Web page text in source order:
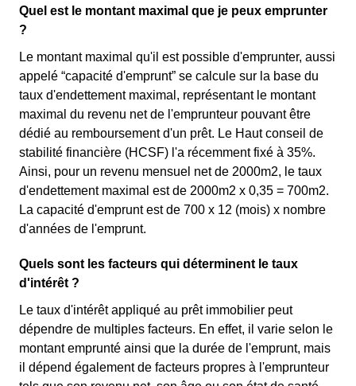
Quel est le montant maximal que je peux emprunter
?
Le montant maximal qu'il est possible d'emprunter, aussi
appelé “capacité d'emprunt” se calcule sur la base du
taux d'endettement maximal, représentant le montant
maximal du revenu net de l'emprunteur pouvant être
dédié au remboursement d'un prêt. Le Haut conseil de
stabilité financière (HCSF) l'a récemment fixé à 35%.
Ainsi, pour un revenu mensuel net de 2000m2, le taux
d'endettement maximal est de 2000m2 x 0,35 = 700m2.
La capacité d'emprunt est de 700 x 12 (mois) x nombre
d'années de l'emprunt.
Quels sont les facteurs qui déterminent le taux
d'intérêt ?
Le taux d'intérêt appliqué au prêt immobilier peut
dépendre de multiples facteurs. En effet, il varie selon le
montant emprunté ainsi que la durée de l'emprunt, mais
il dépend également de facteurs propres à l'emprunteur